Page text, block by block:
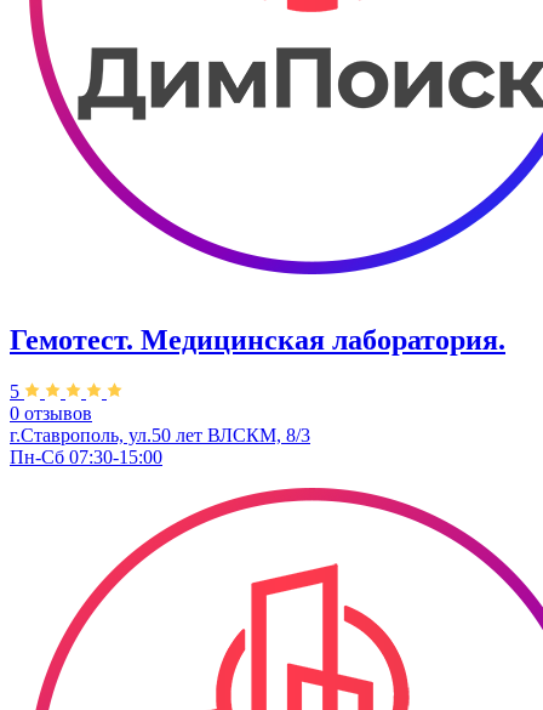
Гемотест. Медицинская лаборатория.
5
0 отзывов
г.Ставрополь, ул.50 лет ВЛСКМ, 8/3
Пн-Сб 07:30-15:00